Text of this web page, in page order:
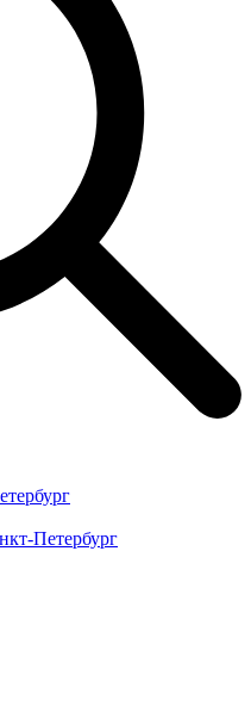
Петербург